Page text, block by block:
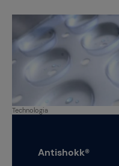
Technologia
Antishokk®